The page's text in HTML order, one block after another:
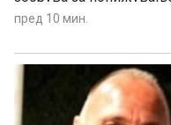
пред 10 мин.